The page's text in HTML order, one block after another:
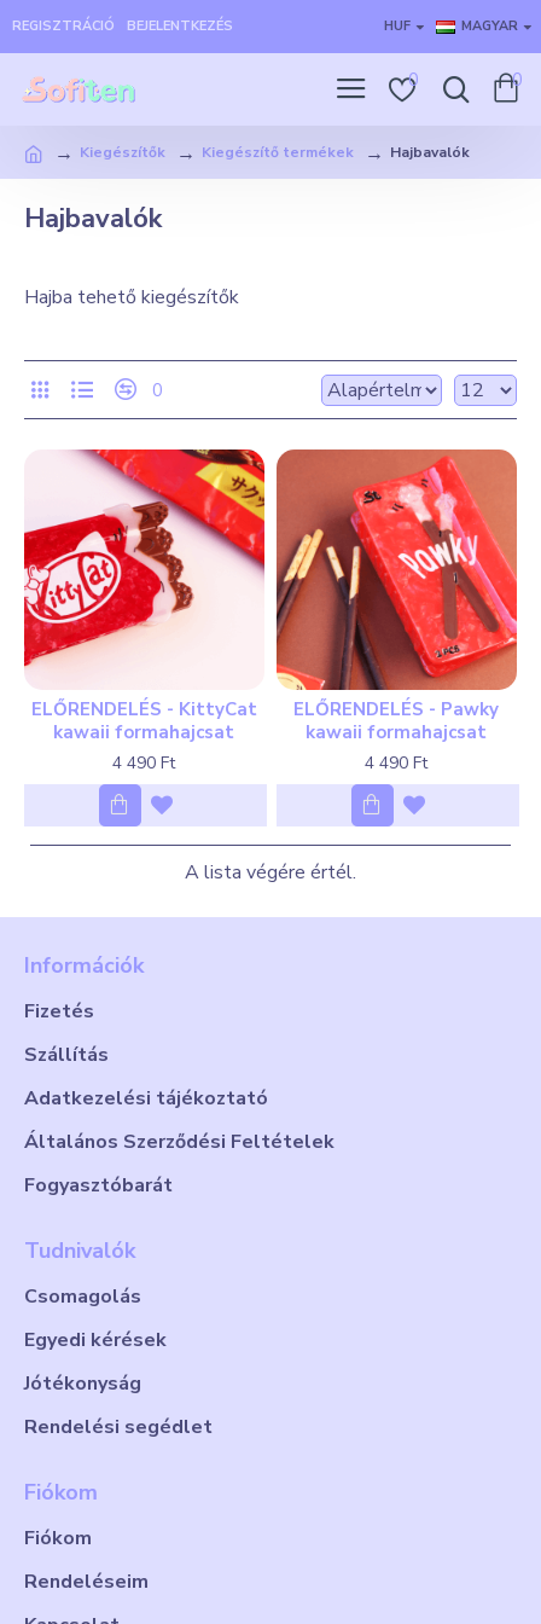
REGISZTRÁCIÓ BEJELENTKEZÉS HUF MAGYAR
0 0
Kiegészítők Kiegészítő termékek Hajbavalók
Hajbavalók
Hajba tehető kiegészítők
0
ELŐRENDELÉS - KittyCat
kawaii formahajcsat
4 490 Ft
ELŐRENDELÉS - Pawky
kawaii formahajcsat
4 490 Ft
A lista végére értél.
Információk
Fizetés
Szállítás
Adatkezelési tájékoztató
Általános Szerződési Feltételek
Fogyasztóbarát
Tudnivalók
Csomagolás
Egyedi kérések
Jótékonyság
Rendelési segédlet
Fiókom
Fiókom
Rendeléseim